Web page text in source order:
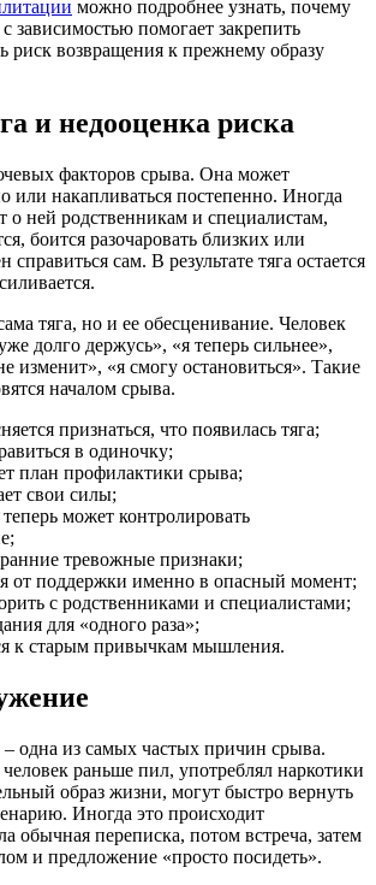
можно подробнее узнать, почему
с зависимостью помогает закрепить
риск возвращения к прежнему образу
и недооценка риска
факторов срыва. Она может
или накапливаться постепенно. Иногда
о ней родственникам и специалистам,
боится разочаровать близких или
справиться сам. В результате тяга остается
тяга, но и ее обесценивание. Человек
долго держусь», «я теперь сильнее»,
изменит», «я смогу остановиться». Такие
началом срыва.
признаться, что появилась тяга;
в одиночку;
план профилактики срыва;
свои силы;
может контролировать
тревожные признаки;
от поддержки именно в опасный момент;
с родственниками и специалистами;
для «одного раза»;
к старым привычкам мышления.
одна из самых частых причин срыва.
раньше пил, употреблял наркотики
образ жизни, могут быстро вернуть
Иногда это происходит
обычная переписка, потом встреча, затем
и предложение «просто посидеть».